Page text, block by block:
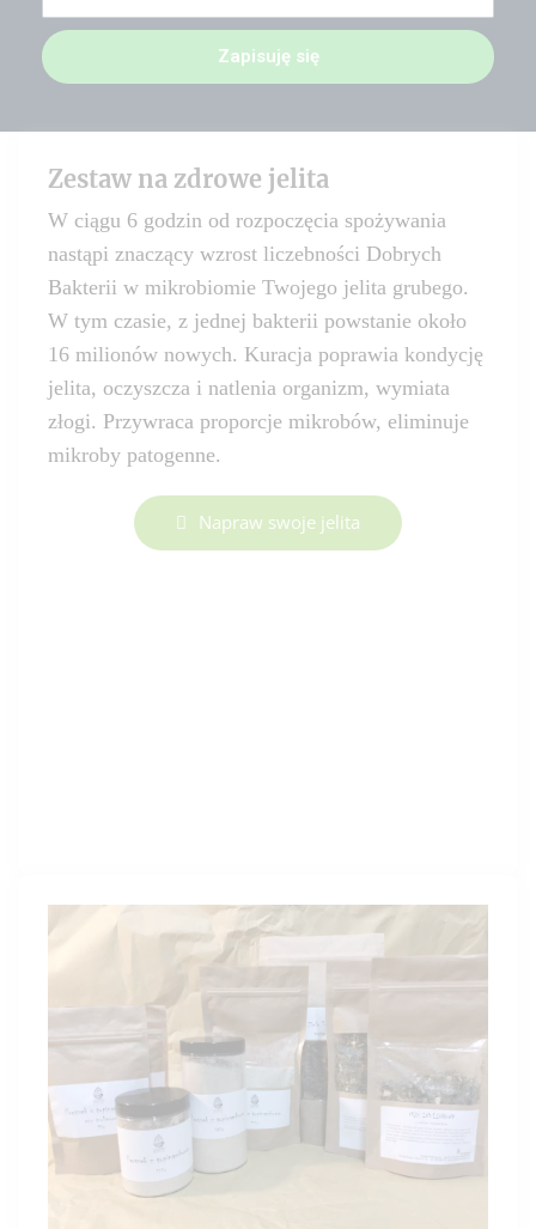
Zapisuję się
Zestaw na zdrowe jelita
W ciągu 6 godzin od rozpoczęcia spożywania
nastąpi znaczący wzrost liczebności Dobrych
Bakterii w mikrobiomie Twojego jelita grubego.
W tym czasie, z jednej bakterii powstanie około
16 milionów nowych. Kuracja poprawia kondycję
jelita, oczyszcza i natlenia organizm, wymiata
złogi. Przywraca proporcje mikrobów, eliminuje
mikroby patogenne.
Napraw swoje jelita